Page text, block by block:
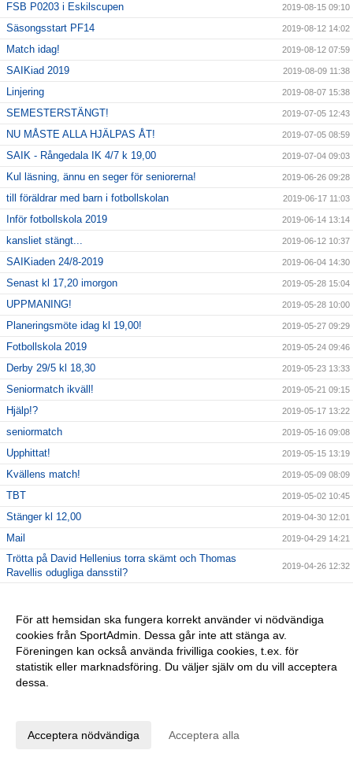
FSB P0203 i Eskilscupen 2019-08-15 09:10
Säsongsstart PF14 2019-08-12 14:02
Match idag! 2019-08-12 07:59
SAIKiad 2019 2019-08-09 11:38
Linjering 2019-08-07 15:38
SEMESTERSTÄNGT! 2019-07-05 12:43
NU MÅSTE ALLA HJÄLPAS ÅT! 2019-07-05 08:59
SAIK - Rångedala IK 4/7 k 19,00 2019-07-04 09:03
Kul läsning, ännu en seger för seniorerna! 2019-06-26 09:28
till föräldrar med barn i fotbollskolan 2019-06-17 11:03
Inför fotbollskola 2019 2019-06-14 13:14
kansliet stängt... 2019-06-12 10:37
SAIKiaden 24/8-2019 2019-06-04 14:30
Senast kl 17,20 imorgon 2019-05-28 15:04
UPPMANING! 2019-05-28 10:00
Planeringsmöte idag kl 19,00! 2019-05-27 09:29
Fotbollskola 2019 2019-05-24 09:46
Derby 29/5 kl 18,30 2019-05-23 13:33
Seniormatch ikväll! 2019-05-21 09:15
Hjälp!? 2019-05-17 13:22
seniormatch 2019-05-16 09:08
Upphittat! 2019-05-15 13:19
Kvällens match! 2019-05-09 08:09
TBT 2019-05-02 10:45
Stänger kl 12,00 2019-04-30 12:01
Mail 2019-04-29 14:21
Trötta på David Hellenius torra skämt och Thomas
Ravellis odugliga dansstil?
2019-04-26 12:32
AVSLUTNING KOMPISGYMPAGRUPPERNA 2019-04-24 13:44
2019-04-24 08:43
Vinstlista Bôllarännet 2019 2019-04-23 11:14
Trevlig påsk!
Nyckel
För att hemsidan ska fungera korrekt använder vi nödvändiga
cookies från SportAdmin. Dessa går inte att stänga av.
Föreningen kan också använda frivilliga cookies, t.ex. för
statistik eller marknadsföring. Du väljer själv om du vill acceptera
dessa.
Acceptera nödvändiga Acceptera alla